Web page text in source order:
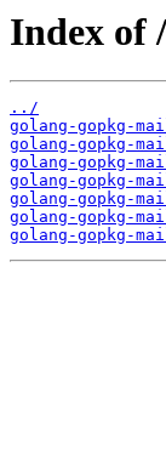
Index of
../
golang-gopkg-
golang-gopkg-
golang-gopkg-
golang-gopkg-
golang-gopkg-
golang-gopkg-
golang-gopkg-